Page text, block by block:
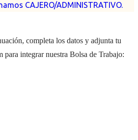
CAJERO/ADMINISTRATIVO.
completa los datos y adjunta tu
integrar nuestra Bolsa de Trabajo: